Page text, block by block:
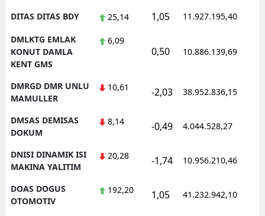
DITAS DITAS BDY 25,14 1,05 11.927.195,40
DMLKTG EMLAK
KONUT DAMLA
KENT GMS
6,09
0,50 10.886.139,69
DMRGD DMR UNLU
MAMULLER
10,61 -2,03 38.952.836,15
DMSAS DEMISAS
DOKUM
8,14 -0,49 4.044.528,27
DNISI DINAMIK ISI
MAKINA YALITIM
20,28 -1,74 10.956.210,46
DOAS DOGUS
OTOMOTIV
192,20 1,05 41.232.942,10